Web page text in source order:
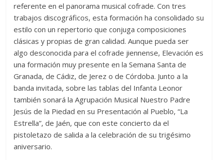
referente en el panorama musical cofrade. Con tres
trabajos discográficos, esta formación ha consolidado su
estilo con un repertorio que conjuga composiciones
clásicas y propias de gran calidad. Aunque pueda ser
algo desconocida para el cofrade jiennense, Elevación es
una formación muy presente en la Semana Santa de
Granada, de Cádiz, de Jerez o de Córdoba. Junto a la
banda invitada, sobre las tablas del Infanta Leonor
también sonará la Agrupación Musical Nuestro Padre
Jesús de la Piedad en su Presentación al Pueblo, “La
Estrella”, de Jaén, que con este concierto da el
pistoletazo de salida a la celebración de su trigésimo
aniversario.